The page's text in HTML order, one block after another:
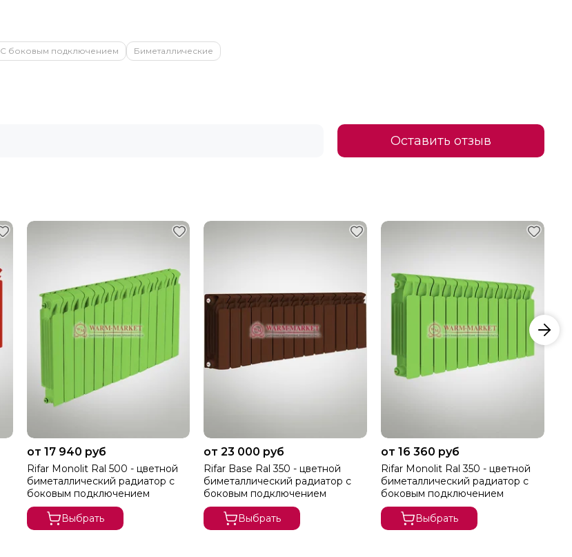
С боковым подключением Биметаллические
Оставить отзыв
от 17 940 руб
Rifar Monolit Ral 500 - цветной
биметаллический радиатор с
боковым подключением
Выбрать
от 23 000 руб
Rifar Base Ral 350 - цветной
биметаллический радиатор с
боковым подключением
Выбрать
от 16 360 руб
Rifar Monolit Ral 350 - цветной
биметаллический радиатор с
боковым подключением
Выбрать